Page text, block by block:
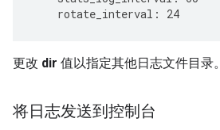
rotate_interval : 24
更改 dir 值以指定其他日志文件目录。
将日志发送到控制台